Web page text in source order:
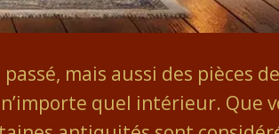
mais aussi des pièces
quel intérieur. Que